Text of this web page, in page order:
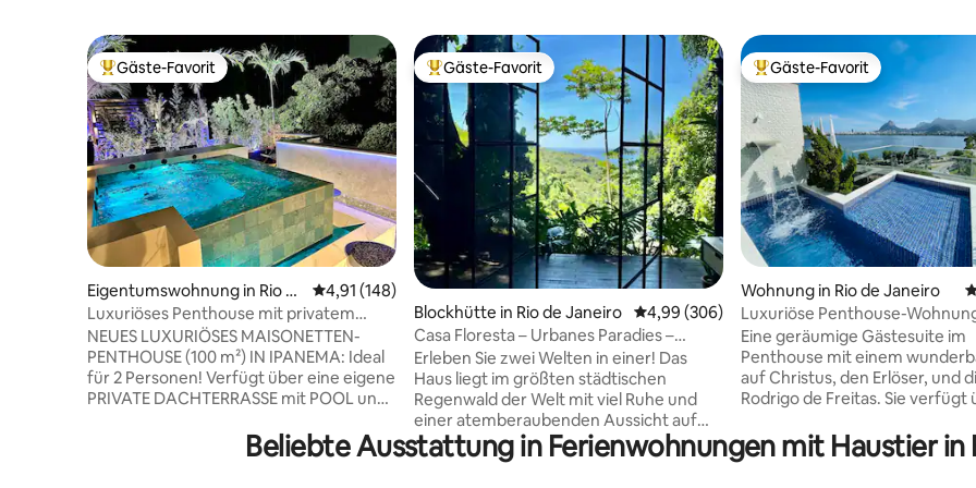
Beliebter Gäste-Favorit.
Gäste-Favorit
Eigentumswohnung in Rio d
e Janeiro
Durchschnittliche Bewertung: 4,91 von 5, 148 Bewertungen
4,91 (148)
Luxuriöses Penthouse mit privatem
Pool & Terrasse in Ipanema
NEUES LUXURIÖSES MAISONETTEN-
PENTHOUSE (100 m²) IN IPANEMA: Ideal
für 2 Personen! Verfügt über eine eigene
PRIVATE DACHTERRASSE mit POOL und
ausgestatteter Küche und EINEM
FANTASTISCHEN BLICK AUF DEN
Beliebter Gäste-Favorit.
Gäste-Favorit
Blockhütte in Rio de Janeiro Durchschnittliche Bewertung: 4,99 von 5,
4,99 (306)
Casa Floresta – Urbanes Paradies –
Meerblick
Erleben Sie zwei Welten in einer! Das
Haus liegt im größten städtischen
Regenwald der Welt mit viel Ruhe und
einer atemberaubenden Aussicht auf
das Meer von Leblon. Auf der anderen
Seite sind Sie 2 km vom Asphalt und 20
Beliebter Gäste-Favorit.
Gäste-Favorit
Wohnung in Rio de Janeiro
Luxuriöse Penthouse-
Sauna und Privatsphäre.
Eine geräumige Gästesuite im
Penthouse mit einem
auf Christus, den Erlöser, und
Rodrigo de Freitas. Sie verfügt
Swimmingpool und Wasserfall,
Gäste-WC, eine Dampfsauna
Beliebte Ausstattung in Ferienwohnungen mit Haustier in